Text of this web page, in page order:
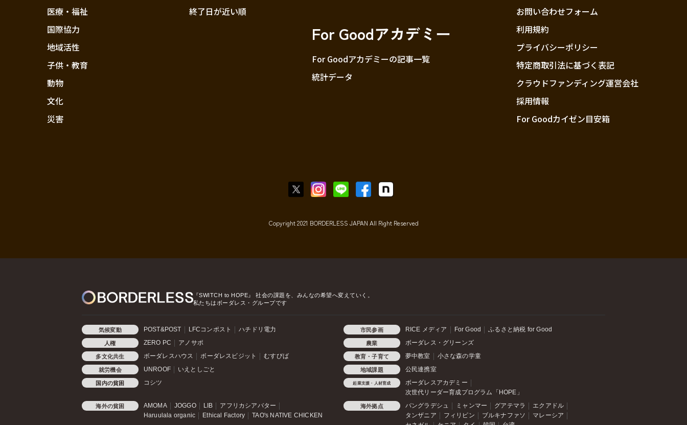
医療・福祉
国際協力
地域活性
子供・教育
動物
文化
災害
終了日が近い順
For Goodアカデミー
For Goodアカデミーの記事一覧
統計データ
お問い合わせフォーム
利用規約
プライバシーポリシー
特定商取引法に基づく表記
クラウドファンディング運営会社
採用情報
For Goodカイゼン目安箱
Copyright 2021 BORDERLESS JAPAN All Right Reserved
『SWITCH to HOPE』
社会の課題を、みんなの希望へ変えていく。
私たちはボーダレス・グループです
気候変動 POST&POST LFCコンポスト ハチドリ電力 市民参画 RICE メディア For Good ふるさと納税 for Good
人権 ZERO PC アノサポ 農業 ボーダレス・グリーンズ
多文化共生 ボーダレスハウス ボーダレスビジット むすびば 教育・子育て 夢中教室 小さな森の学童
就労機会 UNROOF いえとしごと 地域課題 公民連携室
国内の貧困 コシツ 起業支援・人材育成
ボーダレスアカデミー
次世代リーダー育成プログラム「HOPE」
海外の貧困 AMOMA JOGGO LIB
アフリカシアバター
Haruulala organic
Ethical Factory TAO's NATIVE CHICKEN
海外拠点 バングラデシュ ミャンマー グアテマラ
エクアドル
タンザニア
フィリピン ブルキナファソ
マレーシア